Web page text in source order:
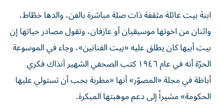
ابنة بيت عائلة مثقفة ذات صلة مباشرة بالفن، والدها خطّاط،
واثنان من اخوتها موسيقيان أو عازفان، وتقول مصادر حياتها إن
بيت أبيها كان يطلق عليه «بيت الفنانين»، وجاء في الموسوعة
الحرّة أنه في عام ١٩٤٦ كتب الصحفي الشهير آنذاك فكري
أباظة في مجلة «المصوّر» أنها «مطربة بجب أن تستولي عليها
الحكومة» مشيراً إلى دعم موهبتها المبكرة.